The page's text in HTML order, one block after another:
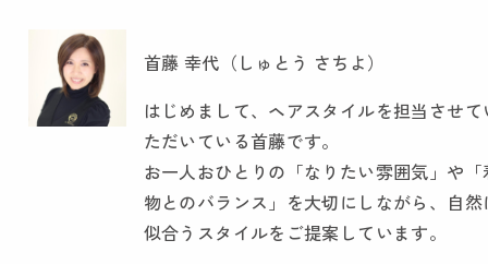
首藤 幸代（しゅとう さちよ）
はじめまして、ヘアスタイルを担当させて
ただいている首藤です。
お一人おひとりの「なりたい雰囲気」や「
物とのバランス」を大切にしながら、自然
似合うスタイルをご提案しています。